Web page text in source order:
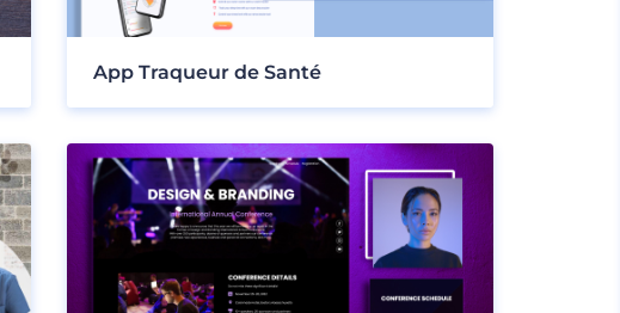
App Traqueur de Santé